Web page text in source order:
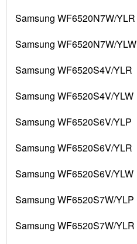
Samsung WF6520N7W/YLR
Samsung WF6520N7W/YLW
Samsung WF6520S4V/YLR
Samsung WF6520S4V/YLW
Samsung WF6520S6V/YLP
Samsung WF6520S6V/YLR
Samsung WF6520S6V/YLW
Samsung WF6520S7W/YLP
Samsung WF6520S7W/YLR